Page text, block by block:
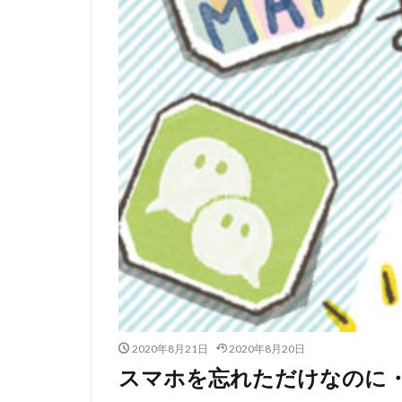
2020年8月21日 2020年8月20日
スマホを忘れただけなのに